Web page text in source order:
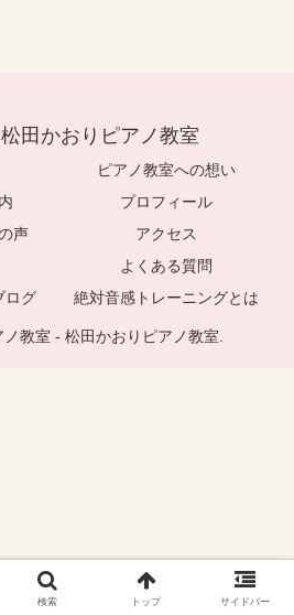
田かおりピアノ教室
ピアノ教室への想い
プロフィール
声
アクセス
よくある質問
ログ
絶対音感トレーニングとは
教室 - 松田かおりピアノ教室.
検索 トップ サイドバー